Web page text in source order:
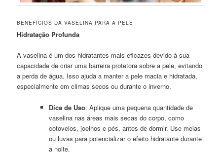
BENEFÍCIOS DA VASELINA PARA A PELE
Hidratação Profunda
A vaselina é um dos hidratantes mais eficazes devido à sua
capacidade de criar uma barreira protetora sobre a pele, evitando
a perda de água. Isso ajuda a manter a pele macia e hidratada,
especialmente em climas secos ou durante o inverno.
Dica de Uso: Aplique uma pequena quantidade de
vaselina nas áreas mais secas do corpo, como
cotovelos, joelhos e pés, antes de dormir. Use meias
ou luvas para potencializar o efeito hidratante durante
a noite.